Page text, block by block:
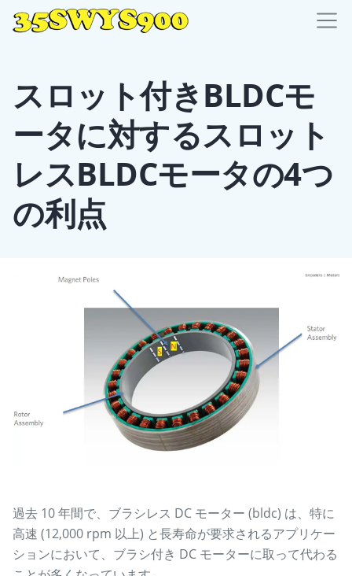
スロット付きBLDCモ
ータに対するスロット
レスBLDCモータの4つ
の利点
過去 10 年間で、ブラシレス DC モーター (bldc) は、特に
高速 (12,000 rpm 以上) と長寿命が要求されるアプリケー
ションにおいて、ブラシ付き DC モーターに取って代わる